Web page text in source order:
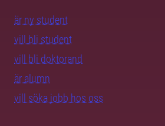
är ny student
vill bli student
vill bli doktorand
är alumn
vill söka jobb hos oss